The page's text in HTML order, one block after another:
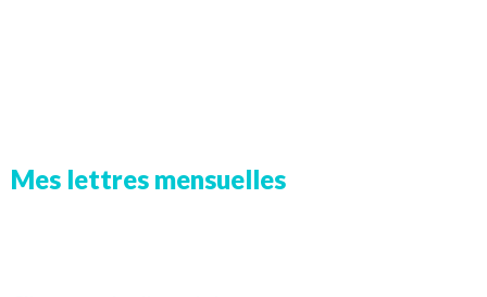
Mes lettres mensuelles